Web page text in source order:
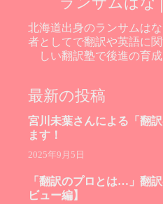
北海道出身のランサムは
者としてで翻訳や英語に
しい翻訳塾で後進の育
最新の投稿
宮川未葉さんによる「翻
ます！
2025年9月5日
「翻訳のプロとは…」翻
ビュー編】